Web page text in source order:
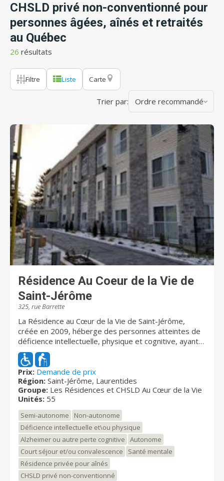
CHSLD privé non-conventionné pour
personnes âgées, aînés et retraités
au Québec
26 résultats
Filtre Liste Carte
Trier par: Ordre recommandé
Résidence Au Coeur de la Vie de
Saint-Jérôme
325, rue Barrette
La Résidence au Cœur de la Vie de Saint-Jérôme,
créée en 2009, héberge des personnes atteintes de
déficience intellectuelle, physique et cognitive, ayant
des besoins d’assistance et de soins. Toutes les
chambres (simples ou doubles) sont équipées de
commodités et accessoires contribuant à agrémenter
le séjour de nos résidents. Les résidents jouissent de
soins et services de qualité offerts par un personnel
compétent et professionnel, le tout dans un
environnement sain et sécuritaire. Les Résidences au
Cœur de la Vie sont agréées par le Conseil Québécois
d’Agrément (CQA) et sont membres de l'Association
des ressources intermédiaires d'hébergement du
Québec (ARIHQ).
Prix: Demande de prix
Région: Saint-Jérôme, Laurentides
Groupe: Les Résidences et CHSLD Au Cœur de la Vie
Unités: 55
Semi-autonome
Non-autonome
Déficience intellectuelle et\ou physique
Alzheimer ou autre perte cognitive
Autonome
Court séjour et/ou convalescence
Santé mentale
Résidence privée pour aînés
CHSLD privé non-conventionné